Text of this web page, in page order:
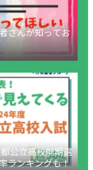
さんが知ってお
公立高校前期選
ランキングも！